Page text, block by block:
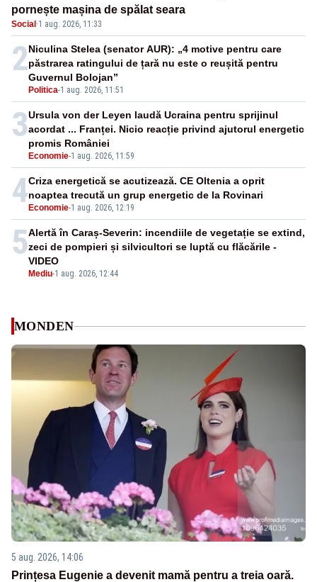
pornește mașina de spălat seara
Social ·1 aug. 2026, 11:33
2
Politica-1 aug. 2026, 11:51
Niculina Stelea (senator AUR): „4 motive pentru care
păstrarea ratingului de țară nu este o reușită pentru
Guvernul Bolojan”
3
Economie-1 aug. 2026, 11:59
Ursula von der Leyen laudă Ucraina pentru sprijinul
acordat ... Franței. Nicio reacție privind ajutorul energetic
promis României
4 Economie-1 aug. 2026, 12:19
Criza energetică se acutizează. CE Oltenia a oprit
noaptea trecută un grup energetic de la Rovinari
5
Mediu-1 aug. 2026, 12:44
Alertă în Caraș-Severin: incendiile de vegetație se extind,
zeci de pompieri și silvicultori se luptă cu flăcările -
VIDEO
MONDEN
5 aug. 2026, 14:06
Prințesa Eugenie a devenit mamă pentru a treia oară.